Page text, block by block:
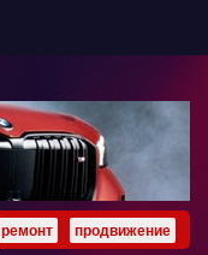
ремонт продвижение